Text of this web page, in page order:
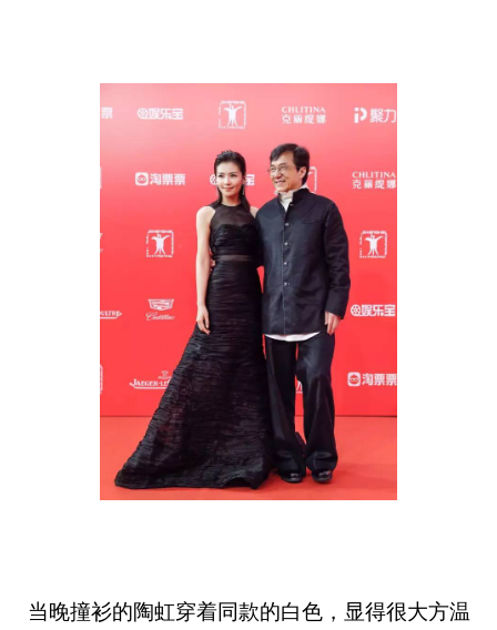
当晚撞衫的陶虹穿着同款的白色，显得很大方温